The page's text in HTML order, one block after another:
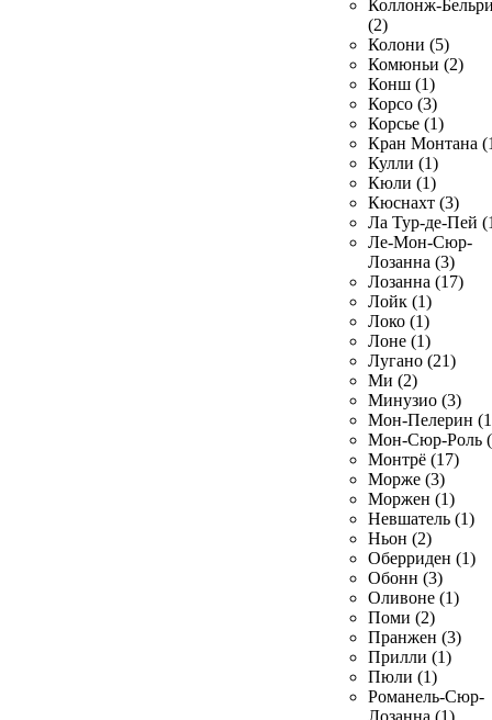
Коллонж-
(2)
Колони (5)
Комюньи (2)
Конш (1)
Корсо (3)
Корсье (1)
Кран Монтана
Кулли (1)
Кюли (1)
Кюснахт (3)
Ла Тур-де-Пей
Ле-Мон-Сюр-
Лозанна (3)
Лозанна (17)
Лойк (1)
Локо (1)
Лоне (1)
Лугано (21)
Ми (2)
Минузио (3)
Мон-Пелерин
Мон-Сюр-Роль
Монтрё (17)
Морже (3)
Моржен (1)
Невшатель (1)
Ньон (2)
Оберриден (1)
Обонн (3)
Оливоне (1)
Поми (2)
Пранжен (3)
Прилли (1)
Пюли (1)
Романель-Сюр-
Лозанна (1)